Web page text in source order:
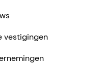
vestigingen